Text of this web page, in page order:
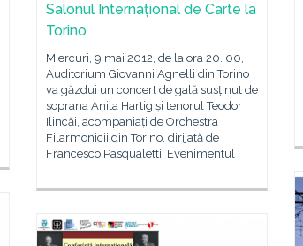
Salonul Internațional de Carte la
Torino
Miercuri, 9 mai 2012, de la ora 20. 00,
Auditorium Giovanni Agnelli din Torino
va găzdui un concert de gală susținut de
soprana Anita Hartig și tenorul Teodor
Ilincăi, acompaniați de Orchestra
Filarmonicii din Torino, dirijată de
Francesco Pasqualetti. Evenimentul